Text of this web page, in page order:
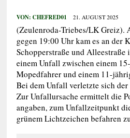
VON: CHEFRED01 21. AUGUST 2025
(Zeulenroda-Triebes/LK Greiz).
gegen 19:00 Uhr kam es an der
Schopperstraße und Alleestraße
einem Unfall zwischen einem
Mopedfahrer und einem 11-
Bei dem Unfall verletzte sich
Zur Unfallursache ermittelt die
angaben, zum Unfallzeitpunkt
grünem Lichtzeichen befahren